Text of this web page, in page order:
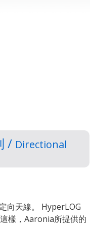
/ Directional
向天線。 HyperLOG
樣，Aaronia所提供的